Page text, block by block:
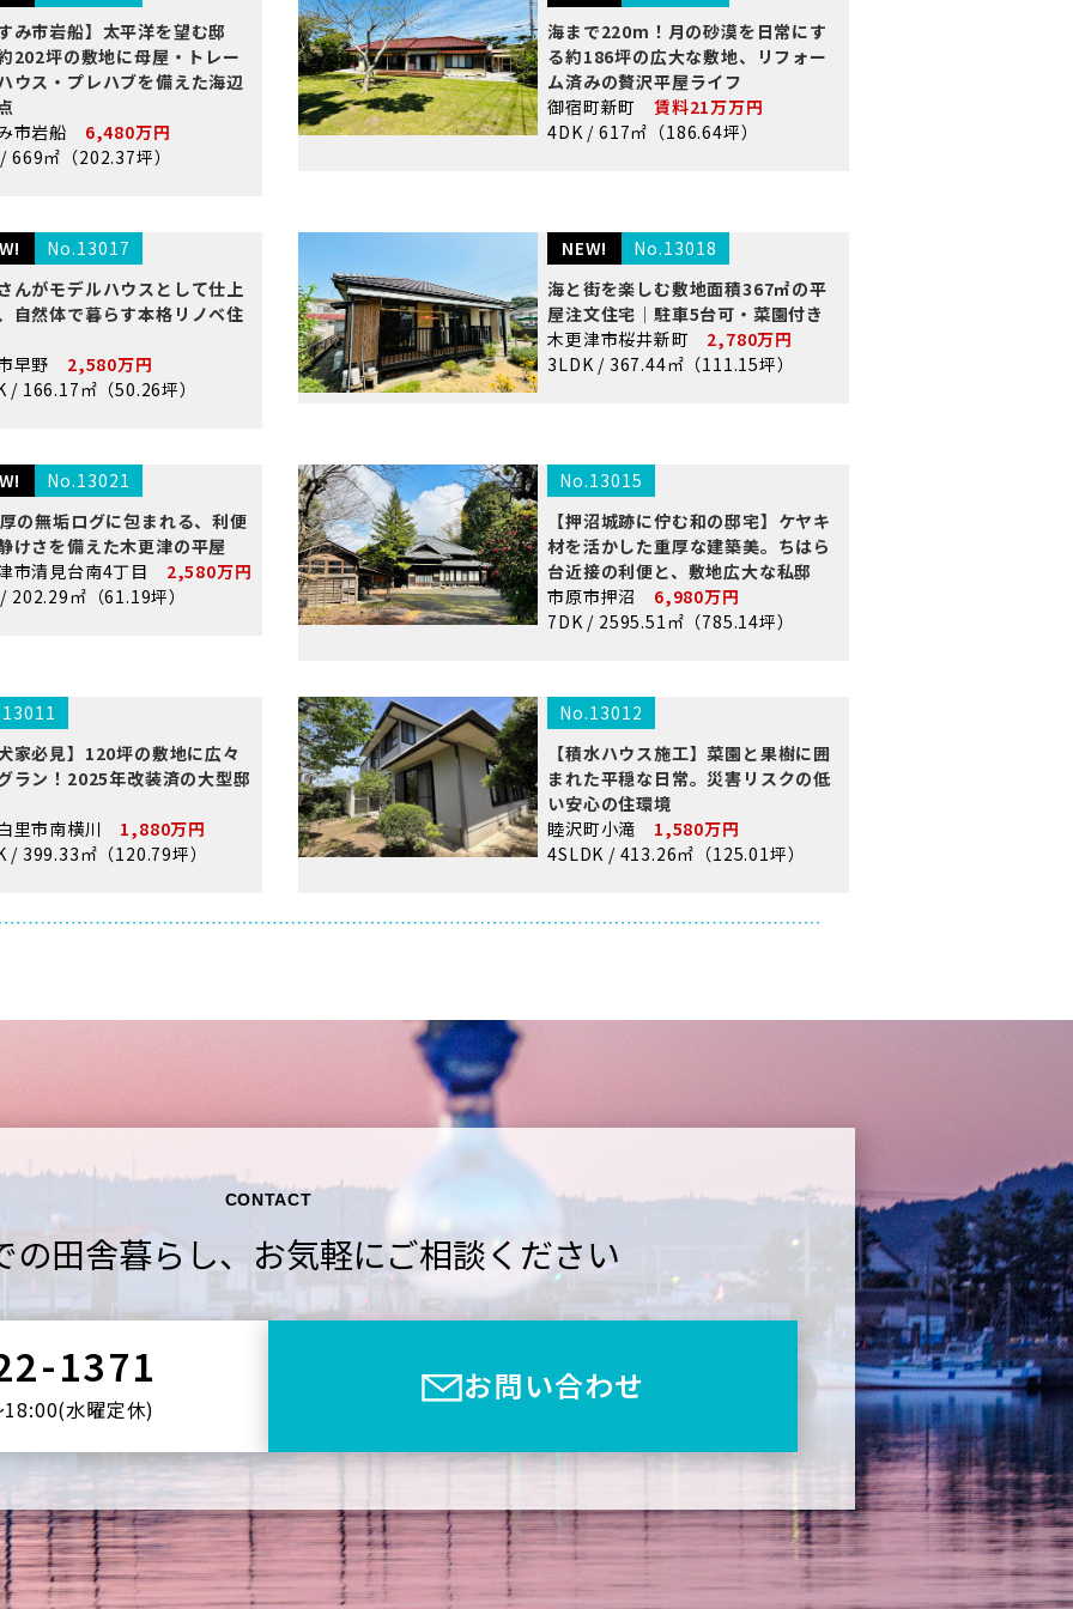
み市岩船】太平洋を望む邸
202坪の敷地に母屋・トレー
ウス・プレハブを備えた海辺
市岩船 6,480万円
669㎡（202.37坪）
海まで220m！月の砂漠を日常にす
る約186坪の広大な敷地、リフォー
ム済みの贅沢平屋ライフ
御宿町新町 賃料21万万円
4DK / 617㎡（186.64坪）
No.13017
んがモデルハウスとして仕上
自然体で暮らす本格リノベ住
早野 2,580万円
/ 166.17㎡（50.26坪）
NEW!
No.13018
海と街を楽しむ敷地面積367㎡の平
屋注文住宅｜駐車5台可・菜園付き
木更津市桜井新町 2,780万円
3LDK / 367.44㎡（111.15坪）
No.13021
の無垢ログに包まれる、利便
けさを備えた木更津の平屋
市清見台南4丁目 2,580万円
202.29㎡（61.19坪）
No.13015
【押沼城跡に佇む和の邸宅】ケヤキ
材を活かした重厚な建築美。ちはら
台近接の利便と、敷地広大な私邸
市原市押沼 6,980万円
7DK / 2595.51㎡（785.14坪）
家必見】120坪の敷地に広々
ラン！2025年改装済の大型邸
里市南横川 1,880万円
/ 399.33㎡（120.79坪）
No.13012
【積水ハウス施工】菜園と果樹に囲
まれた平穏な日常。災害リスクの低
い安心の住環境
睦沢町小滝 1,580万円
4SLDK / 413.26㎡（125.01坪）
CONTACT
の田舎暮らし、 お気軽にご相談ください
1371
⽔曜定休)
お問い合わせ